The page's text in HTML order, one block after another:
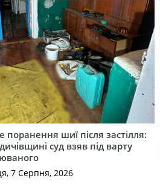
поранення шиї після застілля:
суд взяв під варту
7 Серпня, 2026